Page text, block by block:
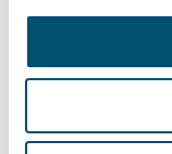
kuin
eri ravintoaineiden
ravintoaineiden
terveyden